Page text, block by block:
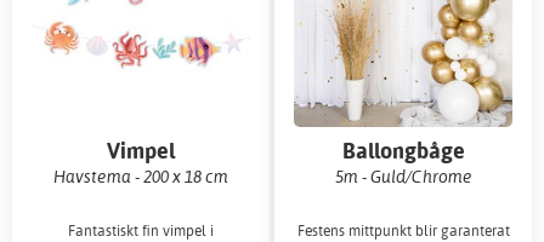
Vimpel
Havstema - 200 x 18 cm
Fantastiskt fin vimpel i
Ballongbåge
5m - Guld/Chrome
Festens mittpunkt blir garanterat